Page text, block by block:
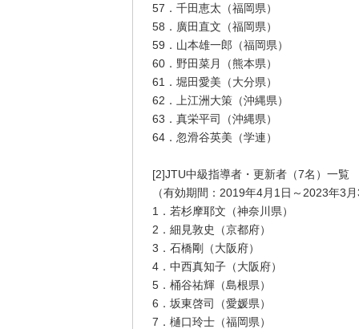
57．千田恵太（福岡県）
58．廣田直文（福岡県）
59．山本雄一郎（福岡県）
60．野田菜月（熊本県）
61．堀田愛美（大分県）
62．上江洲大策（沖縄県）
63．真栄平司（沖縄県）
64．忽滑谷英美（学連）
[2]JTU中級指導者・更新者（7名）一覧
（有効期間：2019年4月1日～2023年3
1．若杉摩耶文（神奈川県）
2．細見敦史（京都府）
3．石橋剛（大阪府）
4．中西真知子（大阪府）
5．桶谷祐輝（島根県）
6．坂東啓司（愛媛県）
7．樋口玲士（福岡県）